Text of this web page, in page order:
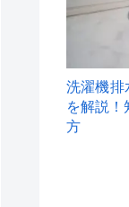
洗濯機排
を解説！
方